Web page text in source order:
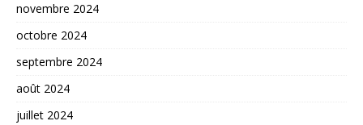
novembre 2024
octobre 2024
septembre 2024
août 2024
juillet 2024